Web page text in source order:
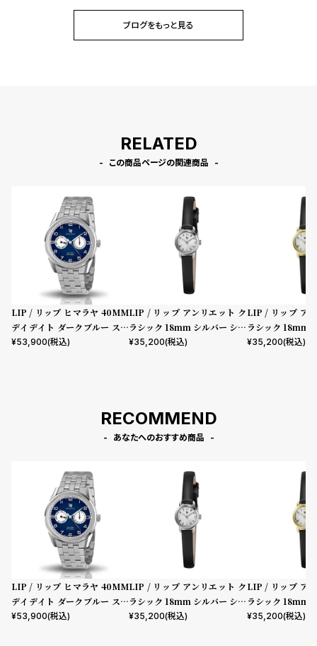
ブログをもっと見る
RELATED
この商品ページの関連商品
LIP / リップ ヒマラヤ 40MM
デイデイト ダークブルー ステ
ンレススチール
¥53,900(税込)
LIP / リップ アンリエット ク
ラシック 18mm シルバー シル
バーダイヤル ブラックレザー
¥35,200(税込)
LIP / リップ ア
ラシック 18mm
バーダイヤル ブ
¥35,200(税込)
RECOMMEND
あなたへのおすすめ商品
LIP / リップ ヒマラヤ 40MM
デイデイト ダークブルー ステ
ンレススチール
¥53,900(税込)
LIP / リップ アンリエット ク
ラシック 18mm シルバー シル
バーダイヤル ブラックレザー
¥35,200(税込)
LIP / リップ ア
ラシック 18mm
バーダイヤル ブ
¥35,200(税込)